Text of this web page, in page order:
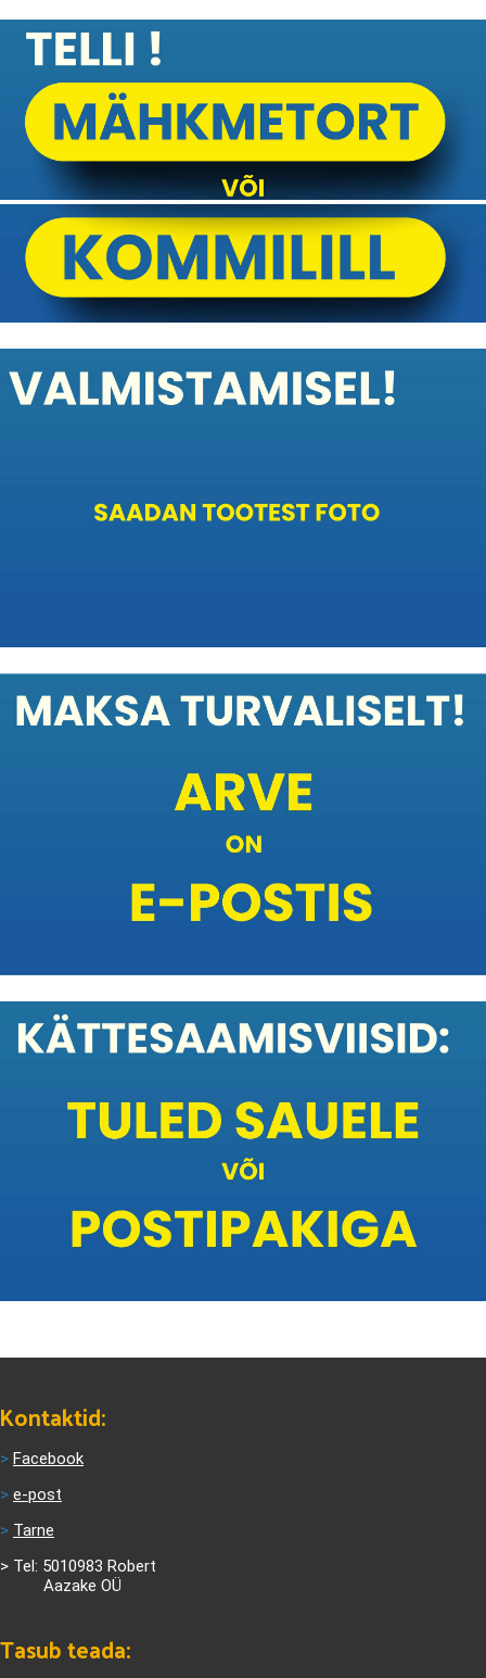
Kontaktid:
> Facebook
> e-post
> Tarne
> Tel: 5010983 Robert
Aazake OÜ
Tasub teada: